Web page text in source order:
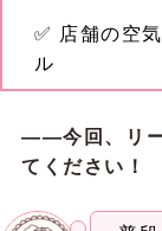
✅ 店舗の空
ル
――今回、リー
てください！